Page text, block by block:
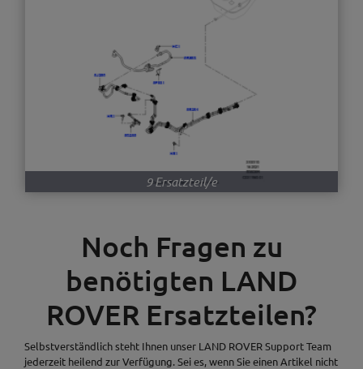
9 Ersatzteil/e
Noch Fragen zu
benötigten LAND
ROVER Ersatzteilen?
Selbstverständlich steht Ihnen unser LAND ROVER Support Team
jederzeit heilend zur Verfügung. Sei es, wenn Sie einen Artikel nicht